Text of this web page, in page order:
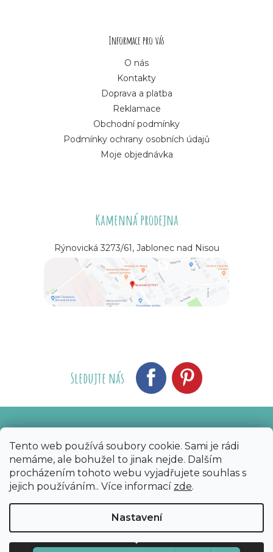
Tento web používá soubory cookie. Sami je rádi
nemáme, ale bohužel to jinak nejde. Dalším
procházením tohoto webu vyjadřujete souhlas s
jejich používáním.. Více informací zde.
Nastavení
Informace pro vás
O nás
Kontakty
Doprava a platba
Reklamace
Obchodní podmínky
Podmínky ochrany osobních údajů
Moje objednávka
Kamenná prodejna
Rýnovická 3273/61, Jablonec nad Nisou
Sledujte nás
Copyright 2026 Bijoux Components - Svět
korálků. Všechna práva vyhrazena.